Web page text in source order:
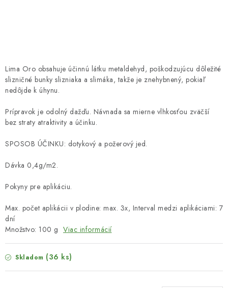
Kontakty
Obchodné podmienky
Podmienky ochrany osobných údajov
Lima Oro obsahuje účinnú látku metaldehyd, poškodzujúcu dôležité
slizničné bunky slizniaka a slimáka, takže je znehybnený, pokiaľ
nedôjde k úhynu.
Prípravok je odolný dažďu. Návnada sa mierne vlhkosťou zväčší
bez straty atraktivity a účinku.
SPOSOB ÚČINKU: dotykový a požerový jed.
Dávka 0,4g/m2.
Pokyny pre aplikáciu.
Max. počet aplikácii v plodine: max. 3x, Interval medzi aplikáciami: 7
dní
Množstvo: 100 g Viac informácií
Skladom (36 ks)